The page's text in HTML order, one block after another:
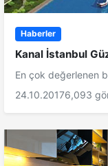
Haberler
Kanal İstanbul
En çok değerlenen
24.10.20176,093